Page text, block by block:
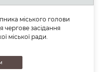
міського голови
чергове засідання
міської ради.